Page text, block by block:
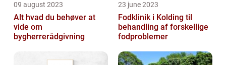
09 august 2023
Alt hvad du behøver at
vide om
bygherrerådgivning
23 june 2023
Fodklinik i Kolding til
behandling af forskellige
fodproblemer